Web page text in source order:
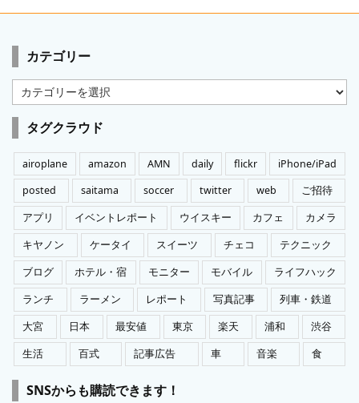
カテゴリー
カ
テ
ゴ
リ
ー
タグクラウド
airoplane amazon AMN daily flickr
iPhone/iPad
posted
saitama soccer twitter web
ご招待
アプリ
イベントレポート ウイスキー カフェ
カメラ
キヤノン
ケータイ スイーツ チェコ
テクニック
ブログ
ホテル・宿 モニター モバイル
ライフハック
ランチ
ラーメン レポート 写真記事
列車・鉄道
大宮
日本 最安値 東京 楽天 浦和
渋谷
生活
百式 記事広告 車 音楽 食
SNSからも購読できます！